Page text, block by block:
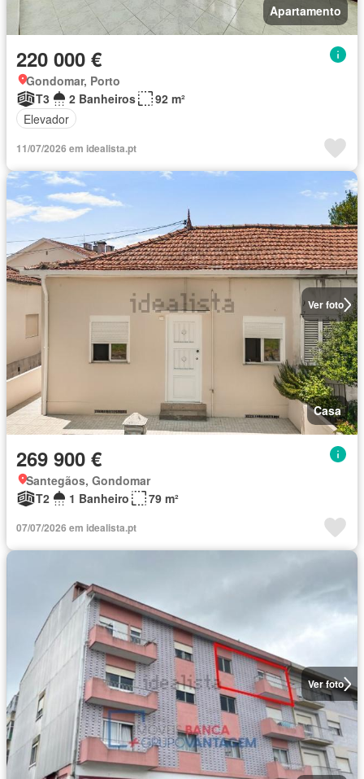
Apartamento
220 000 €
Gondomar, Porto
T3
2 Banheiros
92 m²
Elevador
11/07/2026 em idealista.pt
Ver foto
Casa
269 900 €
Santegãos, Gondomar
T2
1 Banheiro 79 m²
07/07/2026 em idealista.pt
Ver foto